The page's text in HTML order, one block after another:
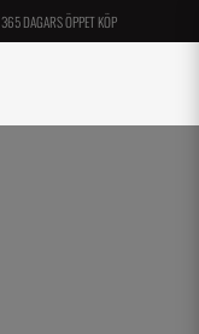
365 DAGARS ÖPPET KÖP